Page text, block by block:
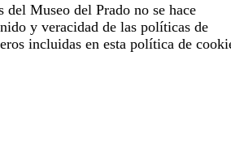
Museo del Prado no se hace
y veracidad de las políticas de
incluidas en esta política de